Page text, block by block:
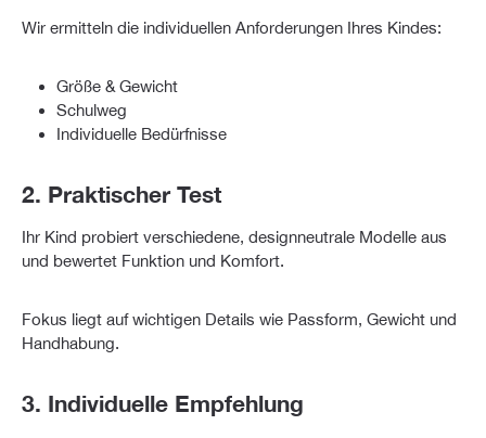
Wir ermitteln die individuellen Anforderungen Ihres Kindes:
Größe & Gewicht
Schulweg
Individuelle Bedürfnisse
2. Praktischer Test
Ihr Kind probiert verschiedene, designneutrale Modelle aus
und bewertet Funktion und Komfort.
Fokus liegt auf wichtigen Details wie Passform, Gewicht und
Handhabung.
3. Individuelle Empfehlung